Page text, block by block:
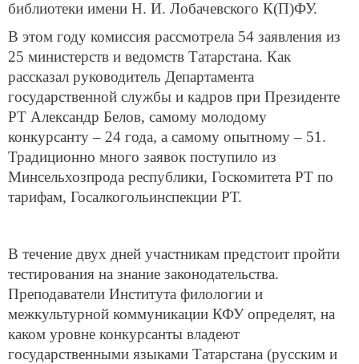
библиотеки имени Н. И. Лобачевского К(П)ФУ.
В этом году комиссия рассмотрела 54 заявления из
25 министерств и ведомств Татарстана. Как
рассказал руководитель Департамента
государственной службы и кадров при Президенте
РТ Александр Белов, самому молодому
конкурсанту – 24 года, а самому опытному – 51.
Традиционно много заявок поступило из
Минсельхозпрода республики, Госкомитета РТ по
тарифам, Госалкогольинспекции РТ.
В течение двух дней участникам предстоит пройти
тестирования на знание законодательства.
Преподаватели Института филологии и
межкультурной коммуникации КФУ определят, на
каком уровне конкурсанты владеют
государственными языками Татарстана (русским и